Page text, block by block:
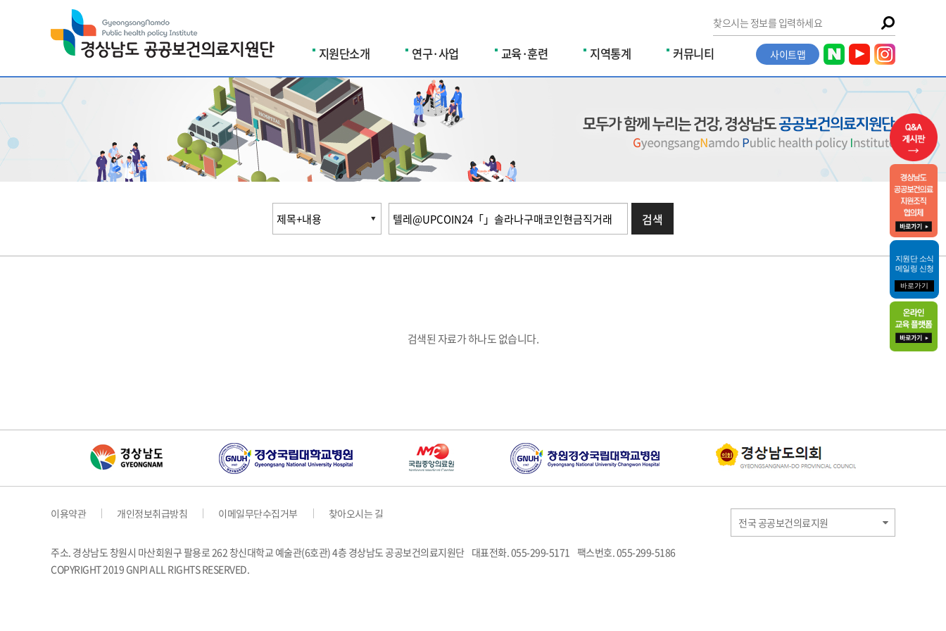
지원단소개 연구·사업 교육·훈련 지역통계 커뮤니티 사이트맵
검색
검색된 자료가 하나도 없습니다.
전국 공공보건의료지원
이용약관 개인정보취급방침 이메일무단수집거부 찾아오시는 길
주소. 경상남도 창원시 마산회원구 팔용로 262 창신대학교 예술관(6호관) 4층 경상남도 공공보건의료지원단 대표전화. 055-299-5171 팩스번호. 055-299-5186
COPYRIGHT 2019 GNPI ALL RIGHTS RESERVED.
지원단 소식
메일링 신청
바로가기